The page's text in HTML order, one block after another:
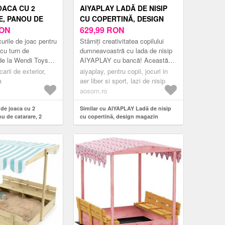
CU 2
PANOU DE
TOBOGANE, 2
DE
SI
de joac pentru
turn de
la Wendi Toys
avand
icircntre 3 i 10
de exterior,
joaca cu 2
de catarare, 2
masuta de
si lada de nisip
AIYAPLAY LADĂ DE NISIP
CU COPERTINĂ, DESIGN
MAGAZIN ALIMENTAR,
BANCĂ, TABLĂ DE SCRIS,
LEMN DE BRAD, 104H X
108L X 90B CM, ALBASTRU
| AOSOM ROMANIA
629,99 RON
Stârniți creativitatea copilului
dumneavoastră cu lada de nisip
AIYAPLAY cu bancă! Această
adorabilă ladă de nisip cu design
auto din lemn servește...
aiyaplay, pentru copii, jocuri in
aer liber si sport, lazi de nisip
aosom.ro
Similar cu AIYAPLAY Ladă de nisip
cu copertină, design magazin
alimentar, bancă, tablă de scris, lemn
de brad, 104H x 108L x 90B cm,
Albastru | Aosom Romania